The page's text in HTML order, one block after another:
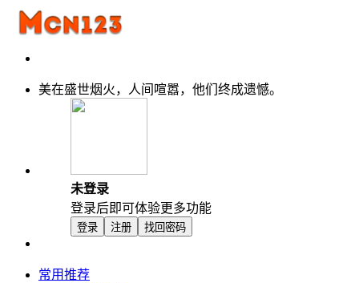
美在盛世烟火，人间喧嚣，他们终成遗憾。
未登录
登录后即可体验更多功能
登录 注册 找回密码
常用推荐